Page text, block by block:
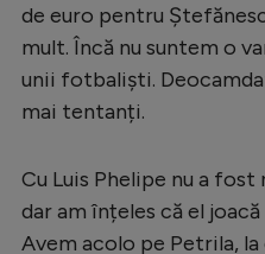
de euro pentru
mult. Încă nu suntem o
unii fotbaliști.
mai tentanți.
Cu Luis Phelipe nu a
dar am înțeles că el
Avem acolo pe Petrila,